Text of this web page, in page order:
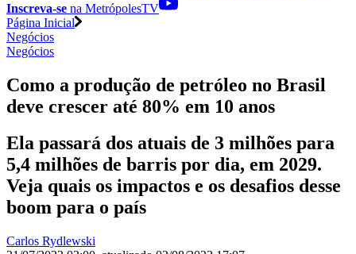
Inscreva-se na MetrópolesTV
Página Inicial
Negócios
Negócios
Como a produção de petróleo no Brasil
deve crescer até 80% em 10 anos
Ela passará dos atuais de 3 milhões para
5,4 milhões de barris por dia, em 2029.
Veja quais os impactos e os desafios desse
boom para o país
Carlos Rydlewski